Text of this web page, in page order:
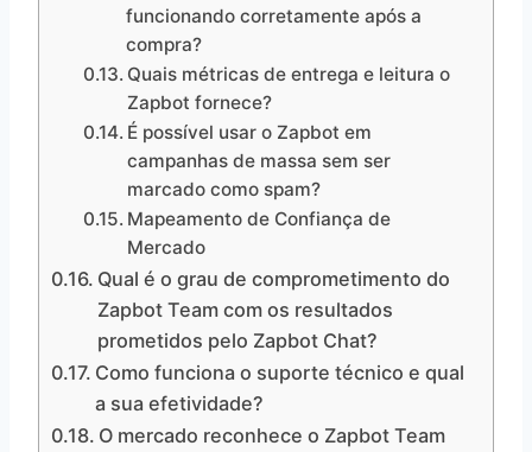
funcionando corretamente após a
compra?
Quais métricas de entrega e leitura o
Zapbot fornece?
É possível usar o Zapbot em
campanhas de massa sem ser
marcado como spam?
Mapeamento de Confiança de
Mercado
Qual é o grau de comprometimento do
Zapbot Team com os resultados
prometidos pelo Zapbot Chat?
Como funciona o suporte técnico e qual
a sua efetividade?
O mercado reconhece o Zapbot Team